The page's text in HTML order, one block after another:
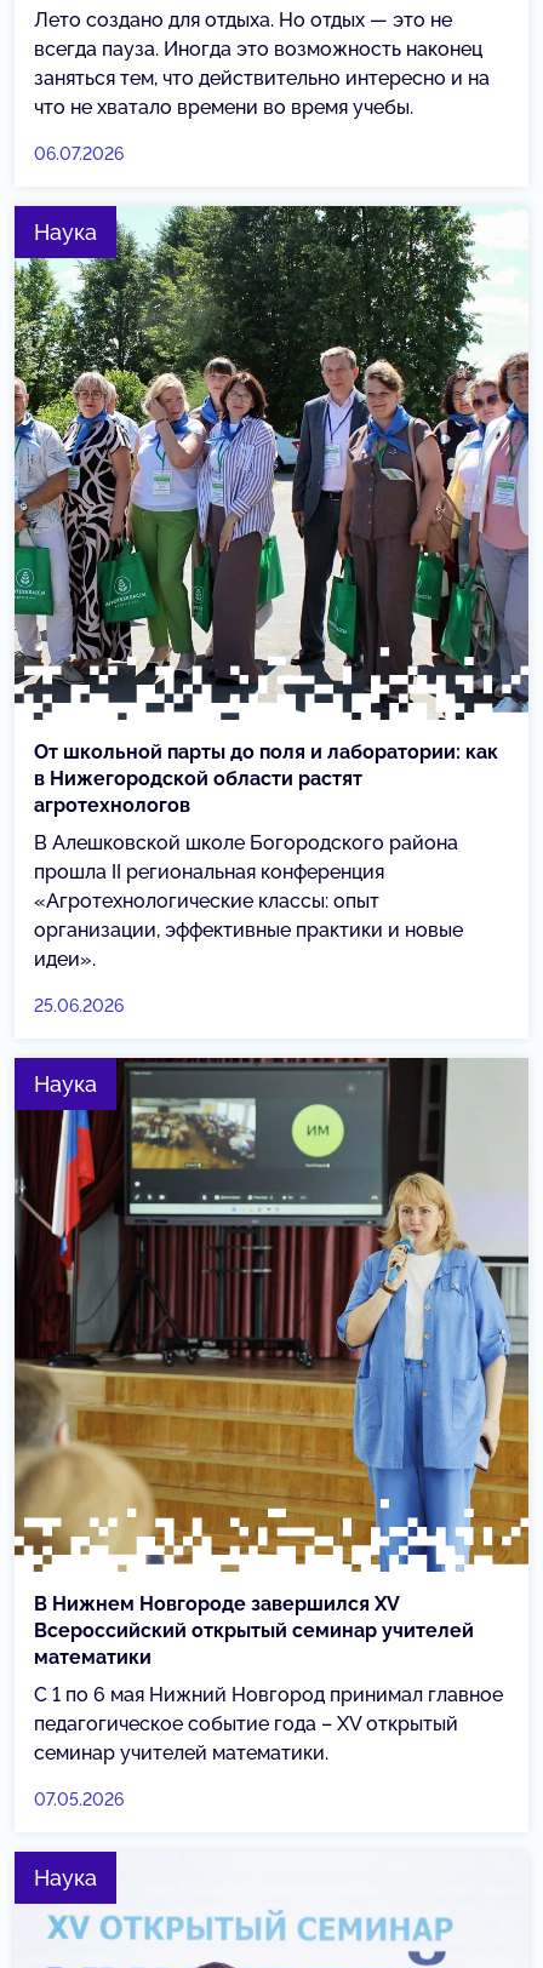
Лето создано для отдыха. Но отдых — это не
всегда пауза. Иногда это возможность наконец
заняться тем, что действительно интересно и на
что не хватало времени во время учебы.
06.07.2026
Наука
От школьной парты до поля и лаборатории: как
в Нижегородской области растят
агротехнологов
В Алешковской школе Богородского района
прошла II региональная конференция
«Агротехнологические классы: опыт
организации, эффективные практики и новые
идеи».
25.06.2026
Наука
В Нижнем Новгороде завершился XV
Всероссийский открытый семинар учителей
математики
С 1 по 6 мая Нижний Новгород принимал главное
педагогическое событие года – XV открытый
семинар учителей математики.
07.05.2026
Наука